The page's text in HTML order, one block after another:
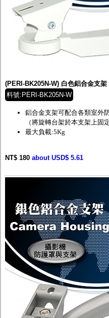
(PERI-BK205N-W) 白色鋁合金支架
料號:PERI-BK205N-W
鋁合金支架可配合各類室外
（將旋轉台架於本支架上固
最大負載:5Kg
NT$ 180 about USD$ 5.61